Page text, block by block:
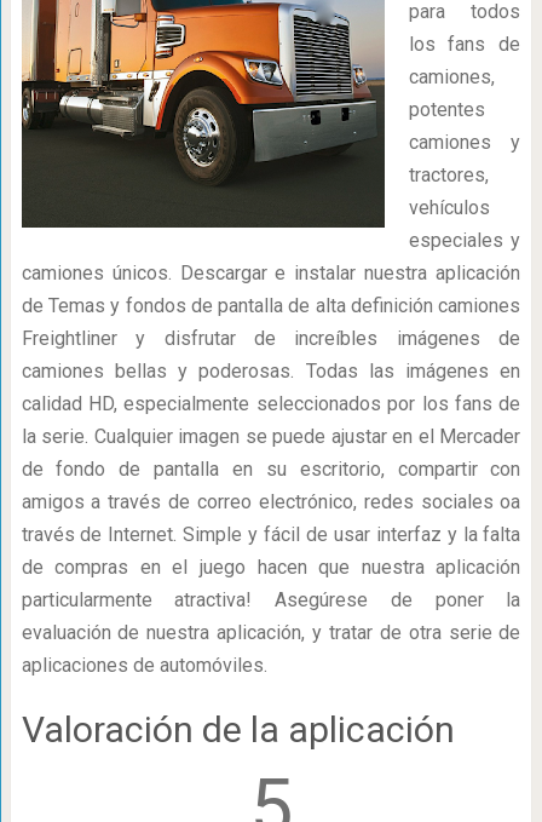
para todos
los fans de
camiones,
potentes
camiones y
tractores,
vehículos
especiales y
camiones únicos. Descargar e instalar nuestra aplicación
de Temas y fondos de pantalla de alta definición camiones
Freightliner y disfrutar de increíbles imágenes de
camiones bellas y poderosas. Todas las imágenes en
calidad HD, especialmente seleccionados por los fans de
la serie. Cualquier imagen se puede ajustar en el Mercader
de fondo de pantalla en su escritorio, compartir con
amigos a través de correo electrónico, redes sociales oa
través de Internet. Simple y fácil de usar interfaz y la falta
de compras en el juego hacen que nuestra aplicación
particularmente atractiva! Asegúrese de poner la
evaluación de nuestra aplicación, y tratar de otra serie de
aplicaciones de automóviles.
Valoración de la aplicación